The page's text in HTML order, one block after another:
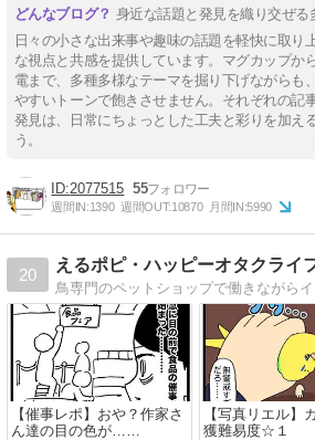
身近な話題と発見を織り交ぜる
日々の小さな出来事や趣味の話題を軽快に取り
な視点と共感を提供しています。マグカップか
電まで、多種多様なテーマを掘り下げながらも
やすいトーンで飽きさせません。それぞれの記
発見は、日常にちょっとした工夫と彩りを加え
う。
2077515 55
週間IN:1390 週間OUT:10870 月間IN:5990
20
えるポピ・ハッピーオタクライ
【催事レポ】おや？作家さ
ん達の目の色が……
【写真リエル】
獲難易度☆１